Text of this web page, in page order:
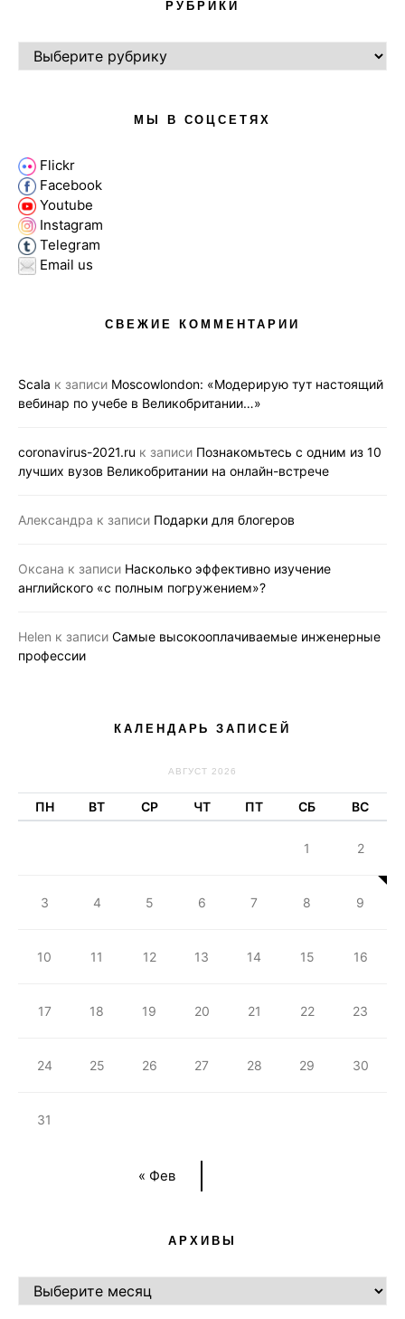
РУБРИКИ
МЫ В СОЦСЕТЯХ
Flickr
Facebook
Youtube
Instagram
Telegram
Email us
СВЕЖИЕ КОММЕНТАРИИ
Scala к записи Moscowlondon: «Модерирую тут настоящий
вебинар по учебе в Великобритании…»
coronavirus-2021.ru к записи Познакомьтесь с одним из 10
лучших вузов Великобритании на онлайн-встрече
Александра к записи Подарки для блогеров
Оксана к записи Насколько эффективно изучение
английского «с полным погружением»?
Helen к записи Самые высокооплачиваемые инженерные
профессии
КАЛЕНДАРЬ ЗАПИСЕЙ
АВГУСТ 2026
ПН ВТ СР ЧТ ПТ СБ ВС
« Фев
1 2
3 4 5 6 7 8 9
10 11 12 13 14 15 16
17 18 19 20 21 22 23
24 25 26 27 28 29 30
31
АРХИВЫ